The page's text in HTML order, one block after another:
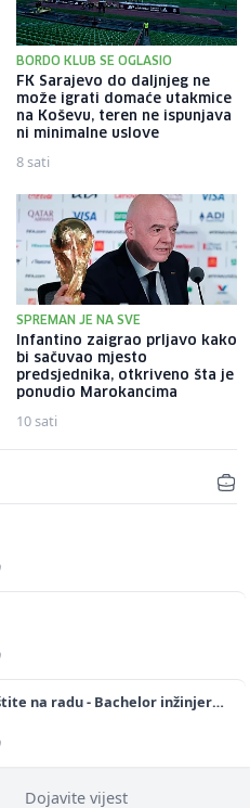
BORDO KLUB SE OGLASIO
FK Sarajevo do daljnjeg ne
može igrati domaće utakmice
na Koševu, teren ne ispunjava
ni minimalne uslove
8 sati
SPREMAN JE NA SVE
Infantino zaigrao prljavo kako
bi sačuvao mjesto
predsjednika, otkriveno šta je
ponudio Marokancima
10 sati
na radu - Bachelor inžinjer
Dojavite vijest